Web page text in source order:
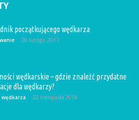
początkującego wędkarza
28 lutego 2017
wędkarskie – gdzie znaleźć przydatne
dla wędkarzy?
wędkarza 22 listopada 2018